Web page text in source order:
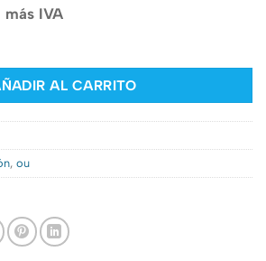
más IVA
28x22x15cm 8 litros OU "Grid" (Blanco)
AL CARRITO
, ou